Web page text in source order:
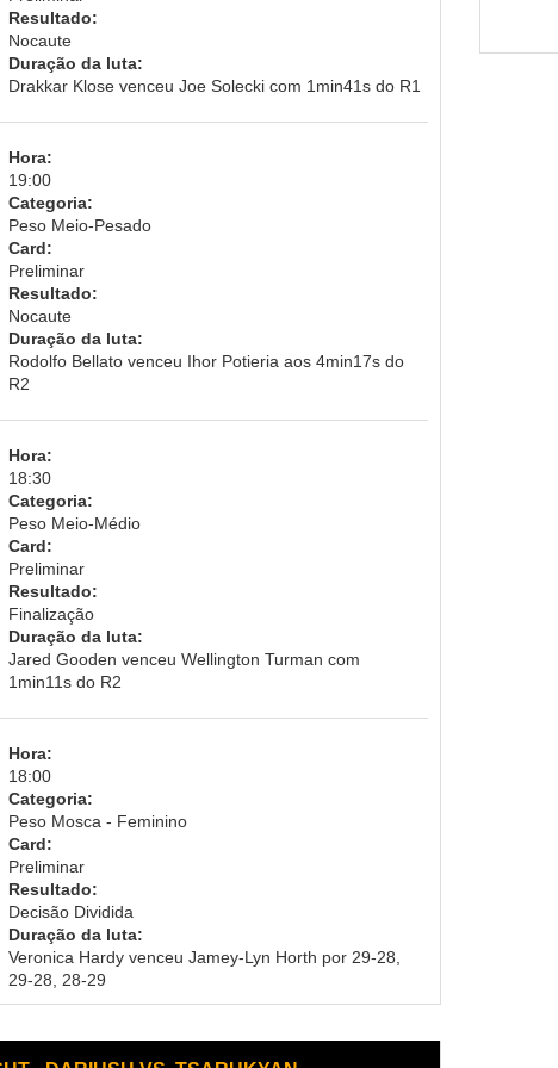
Resultado:
Nocaute
Duração da luta:
Drakkar Klose venceu Joe Solecki com 1min41s do R1
Hora:
19:00
Categoria:
Peso Meio-Pesado
Card:
Preliminar
Resultado:
Nocaute
Duração da luta:
Rodolfo Bellato venceu Ihor Potieria aos 4min17s do
R2
Hora:
18:30
Categoria:
Peso Meio-Médio
Card:
Preliminar
Resultado:
Finalização
Duração da luta:
Jared Gooden venceu Wellington Turman com
1min11s do R2
Hora:
18:00
Categoria:
Peso Mosca - Feminino
Card:
Preliminar
Resultado:
Decisão Dividida
Duração da luta:
Veronica Hardy venceu Jamey-Lyn Horth por 29-28,
29-28, 28-29